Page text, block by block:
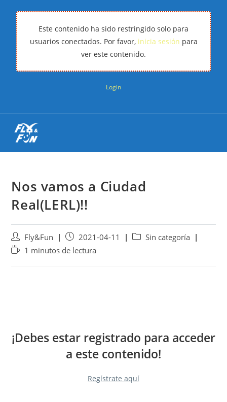
Este contenido ha sido restringido solo para
usuarios conectados. Por favor, inicia sesión para
ver este contenido.
Login
Nos vamos a Ciudad
Real(LERL)!!
Fly&Fun 2021-04-11
Sin categoría
1 minutos de lectura
¡Debes estar registrado para acceder
a este contenido!
Regístrate aquí